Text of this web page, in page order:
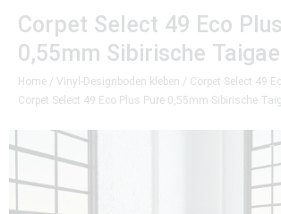
Corpet Select 49 Eco
0,55mm Sibirische
Home / Vinyl-Designboden kleben / Corpet Select 49
Corpet Select 49 Eco Plus Pure 0,55mm Sibirische